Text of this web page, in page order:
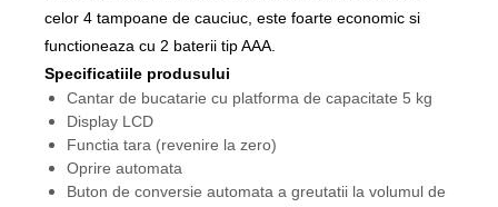
celor 4 tampoane de cauciuc, este foarte economic si
functioneaza cu 2 baterii tip AAA.
Specificatiile produsului
Cantar de bucatarie cu platforma de capacitate 5 kg
Display LCD
Functia tara (revenire la zero)
Oprire automata
Buton de conversie automata a greutatii la volumul de